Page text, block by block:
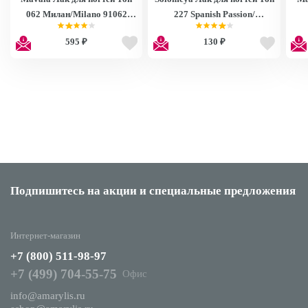
062 Милан/Milano 91062
9091062
595 ₽
227 Spanish Passion/
Испанская Страсть 6 ml
130 ₽
Подпишитесь на акции и специальные предложения
Интернет-магазин
+7 (800) 511-98-97
+7 (499) 704-55-75
Офис
info@amarylis.ru